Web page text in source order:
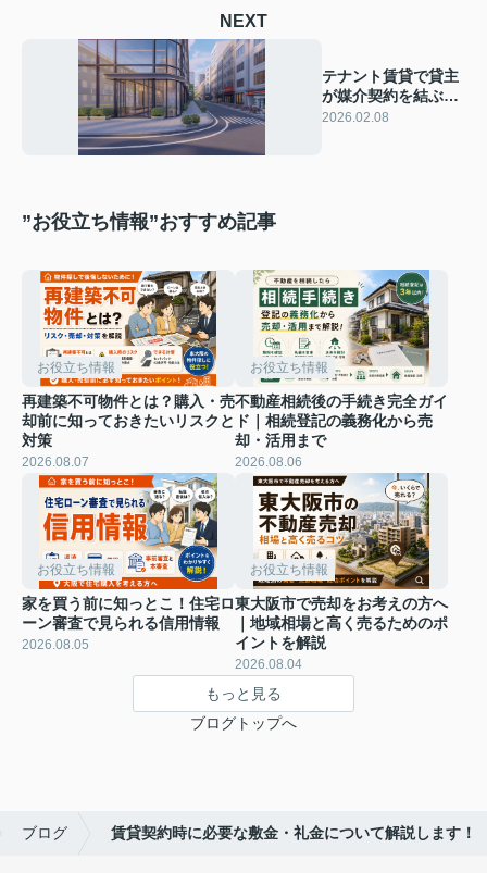
NEXT
テナント賃貸で貸主
が媒介契約を結ぶに
は？条件整理や選び
2026.02.08
”お役立ち情報”おすすめ記事
お役立ち情報
再建築不可物件とは？購入・売
却前に知っておきたいリスクと
対策
2026.08.07
お役立ち情報
不動産相続後の手続き完全ガイ
ド｜相続登記の義務化から売
却・活用まで
2026.08.06
お役立ち情報
家を買う前に知っとこ！住宅ロ
ーン審査で見られる信用情報
2026.08.05
お役立ち情報
東大阪市で売却をお考えの方へ
｜地域相場と高く売るためのポ
イントを解説
2026.08.04
もっと見る
ブログトップへ
ブログ 賃貸契約時に必要な敷金・礼金について解説します！